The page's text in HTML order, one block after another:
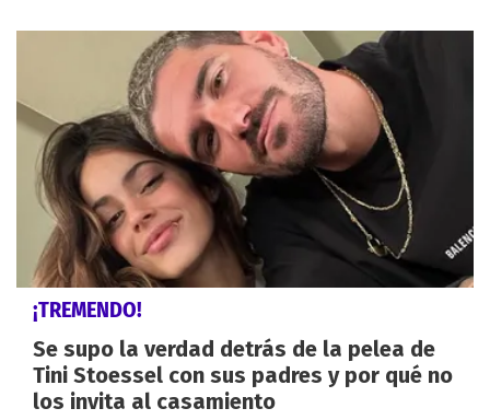
¡TREMENDO!
Se supo la verdad detrás de la pelea de
Tini Stoessel con sus padres y por qué no
los invita al casamiento